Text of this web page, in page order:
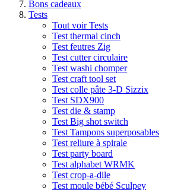
Bons cadeaux
Tests
Tout voir Tests
Test thermal cinch
Test feutres Zig
Test cutter circulaire
Test washi chomper
Test craft tool set
Test colle pâte 3-D Sizzix
Test SDX900
Test die & stamp
Test Big shot switch
Test Tampons superposables
Test reliure à spirale
Test party board
Test alphabet WRMK
Test crop-a-dile
Test moule bébé Sculpey